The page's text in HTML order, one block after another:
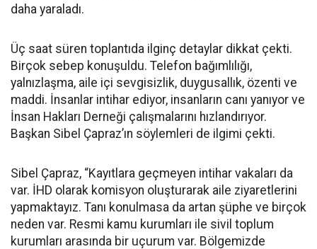
daha yaraladı.
Üç saat süren toplantıda ilginç detaylar dikkat çekti.
Birçok sebep konuşuldu. Telefon bağımlılığı,
yalnızlaşma, aile içi sevgisizlik, duygusallık, özenti ve
maddi. İnsanlar intihar ediyor, insanların canı yanıyor ve
İnsan Hakları Derneği çalışmalarını hızlandırıyor.
Başkan Sibel Çapraz’ın söylemleri de ilgimi çekti.
Sibel Çapraz, “Kayıtlara geçmeyen intihar vakaları da
var. İHD olarak komisyon oluşturarak aile ziyaretlerini
yapmaktayız. Tanı konulmasa da artan şüphe ve birçok
neden var. Resmi kamu kurumları ile sivil toplum
kurumları arasında bir uçurum var. Bölgemizde